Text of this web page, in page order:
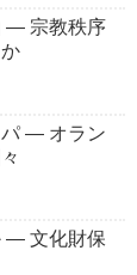
― 宗教秩序
パ ― オラン
― 文化財保